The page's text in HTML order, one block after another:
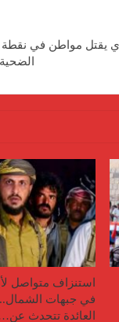
يقتل مواطن في نقطة
استنزاف متواصل
في جبهات الشمال..
العائدة تتحدث